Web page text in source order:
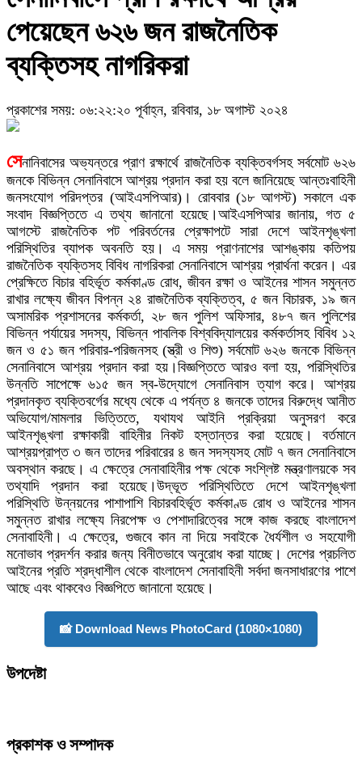
পেয়েছেন ৬২৬ জন রাজনৈতিক
ব্যক্তিসহ নাগরিকরা
প্রকাশের সময়: ০৬:২২:২০ পূর্বাহ্ন, রবিবার, ১৮ অগাস্ট ২০২৪
সেনানিবাসের অভ্যন্তরে প্রাণ রক্ষার্থে রাজনৈতিক ব্যক্তিবর্গসহ সর্বমোট ৬২৬
জনকে বিভিন্ন সেনানিবাসে আশ্রয় প্রদান করা হয় বলে জানিয়েছে আন্তঃবাহিনী
জনসংযোগ পরিদপ্তর (আইএসপিআর)। রোববার (১৮ আগস্ট) সকালে এক
সংবাদ বিজ্ঞপ্তিতে এ তথ্য জানানো হয়েছে।আইএসপিআর জানায়, গত ৫
আগস্টে রাজনৈতিক পট পরিবর্তনের প্রেক্ষাপটে সারা দেশে আইনশৃঙ্খলা
পরিস্থিতির ব্যাপক অবনতি হয়। এ সময় প্রাণনাশের আশঙ্কায় কতিপয়
রাজনৈতিক ব্যক্তিসহ বিবিধ নাগরিকরা সেনানিবাসে আশ্রয় প্রার্থনা করেন। এর
প্রেক্ষিতে বিচার বহির্ভূত কর্মকাণ্ড রোধ, জীবন রক্ষা ও আইনের শাসন সমুন্নত
রাখার লক্ষ্যে জীবন বিপন্ন ২৪ রাজনৈতিক ব্যক্তিত্ব, ৫ জন বিচারক, ১৯ জন
অসামরিক প্রশাসনের কর্মকর্তা, ২৮ জন পুলিশ অফিসার, ৪৮৭ জন পুলিশের
বিভিন্ন পর্যায়ের সদস্য, বিভিন্ন পাবলিক বিশ্ববিদ্যালয়ের কর্মকর্তাসহ বিবিধ ১২
জন ও ৫১ জন পরিবার-পরিজনসহ (স্ত্রী ও শিশু) সর্বমোট ৬২৬ জনকে বিভিন্ন
সেনানিবাসে আশ্রয় প্রদান করা হয়।বিজ্ঞপ্তিতে আরও বলা হয়, পরিস্থিতির
উন্নতি সাপেক্ষে ৬১৫ জন স্ব-উদ্যোগে সেনানিবাস ত্যাগ করে। আশ্রয়
প্রদানকৃত ব্যক্তিবর্গের মধ্যে থেকে এ পর্যন্ত ৪ জনকে তাদের বিরুদ্ধে আনীত
অভিযোগ/মামলার ভিত্তিতে, যথাযথ আইনি প্রক্রিয়া অনুসরণ করে
আইনশৃঙ্খলা রক্ষাকারী বাহিনীর নিকট হস্তান্তর করা হয়েছে। বর্তমানে
আশ্রয়প্রাপ্ত ৩ জন তাদের পরিবারের ৪ জন সদস্যসহ মোট ৭ জন সেনানিবাসে
অবস্থান করছে। এ ক্ষেত্রে সেনাবাহিনীর পক্ষ থেকে সংশ্লিষ্ট মন্ত্রণালয়কে সব
তথ্যাদি প্রদান করা হয়েছে।উদ্ভূত পরিস্থিতিতে দেশে আইনশৃঙ্খলা
পরিস্থিতি উন্নয়নের পাশাপাশি বিচারবহির্ভূত কর্মকাণ্ড রোধ ও আইনের শাসন
সমুন্নত রাখার লক্ষ্যে নিরপেক্ষ ও পেশাদারিত্বের সঙ্গে কাজ করছে বাংলাদেশ
সেনাবাহিনী। এ ক্ষেত্রে, গুজবে কান না দিয়ে সবাইকে ধৈর্যশীল ও সহযোগী
মনোভাব প্রদর্শন করার জন্য বিনীতভাবে অনুরোধ করা যাচ্ছে। দেশের প্রচলিত
আইনের প্রতি শ্রদ্ধাশীল থেকে বাংলাদেশ সেনাবাহিনী সর্বদা জনসাধারণের পাশে
আছে এবং থাকবেও বিজ্ঞপিতে জানানো হয়েছে।
📸 Download News PhotoCard (1080×1080)
উপদেষ্টা
প্রকাশক ও সম্পাদক